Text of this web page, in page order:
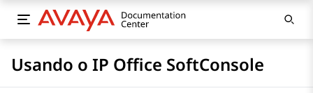
Usando o IP Office SoftConsole